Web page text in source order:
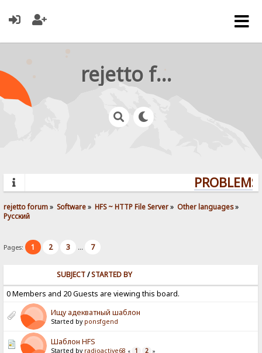
rejetto forum
rejetto forum» Software» HFS ~ HTTP File Server» Other languages»
Pусский
Pages: 1 2 3 ... 7
SUBJECT/STARTED BY
0 Members and 20 Guests are viewing this board.
Ищу адекватный шаблон
Started by ponsfgend
Шаблон HFS
Started by radioactive68 « 1 2 »